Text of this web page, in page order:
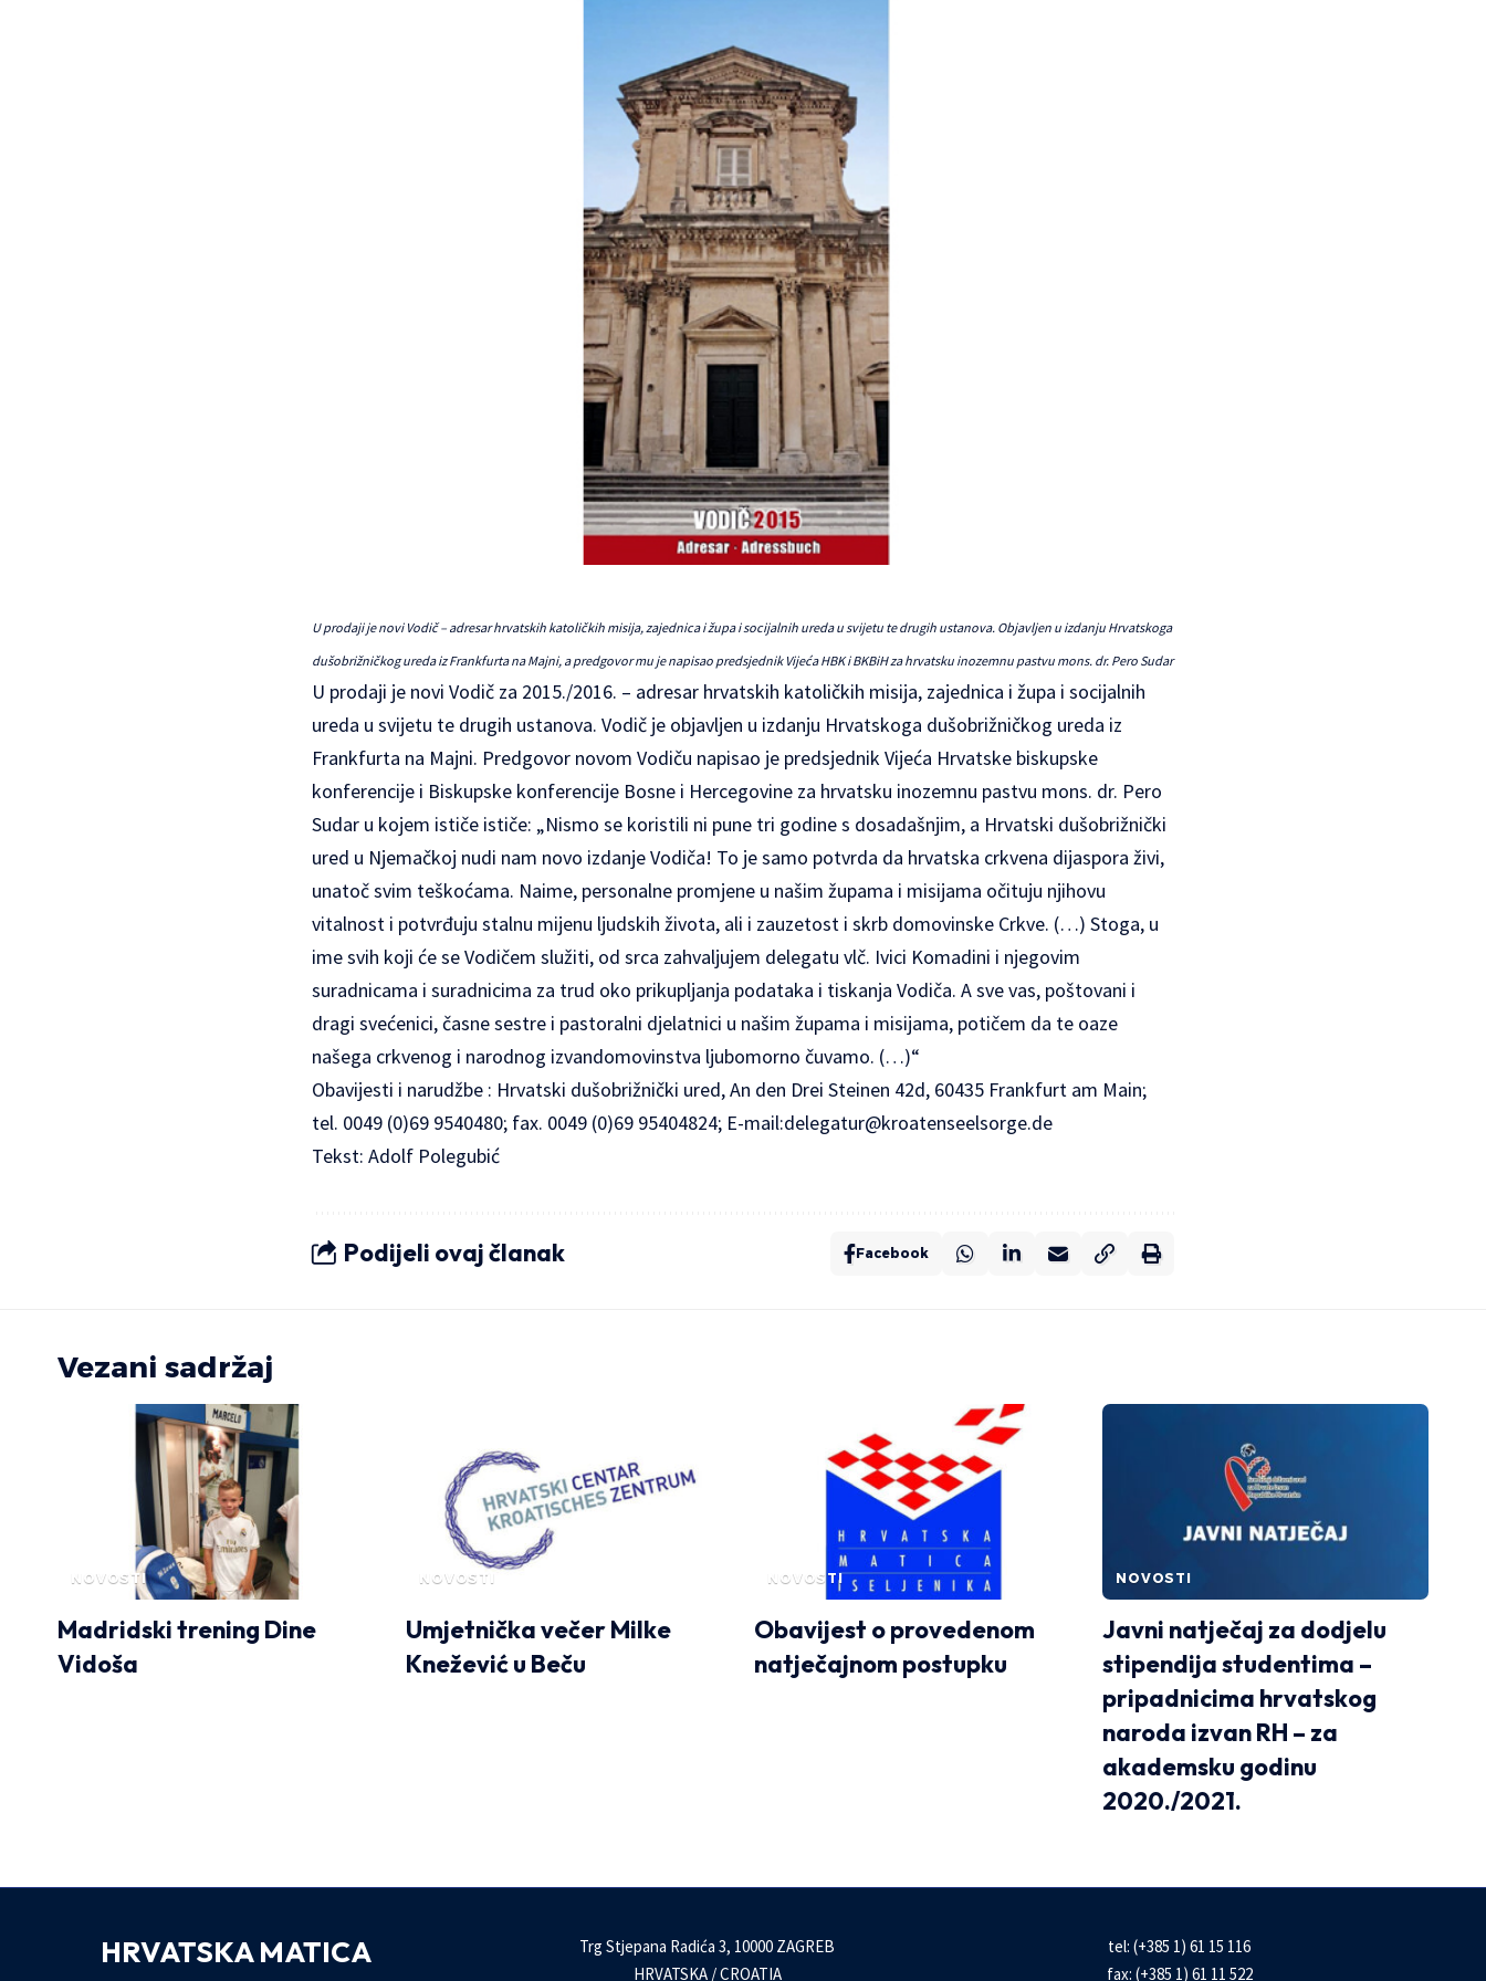
U prodaji je novi Vodič – adresar hrvatskih katoličkih misija, zajednica i župa i socijalnih ureda u svijetu te drugih ustanova. Objavljen u izdanju Hrvatskoga
dušobrižničkog ureda iz Frankfurta na Majni, a predgovor mu je napisao predsjednik Vijeća HBK i BKBiH za hrvatsku inozemnu pastvu mons. dr. Pero Sudar
U prodaji je novi Vodič za 2015./2016. – adresar hrvatskih katoličkih misija, zajednica i župa i socijalnih
ureda u svijetu te drugih ustanova. Vodič je objavljen u izdanju Hrvatskoga dušobrižničkog ureda iz
Frankfurta na Majni. Predgovor novom Vodiču napisao je predsjednik Vijeća Hrvatske biskupske
konferencije i Biskupske konferencije Bosne i Hercegovine za hrvatsku inozemnu pastvu mons. dr. Pero
Sudar u kojem ističe ističe: „Nismo se koristili ni pune tri godine s dosadašnjim, a Hrvatski dušobrižnički
ured u Njemačkoj nudi nam novo izdanje Vodiča! To je samo potvrda da hrvatska crkvena dijaspora živi,
unatoč svim teškoćama. Naime, personalne promjene u našim župama i misijama očituju njihovu
vitalnost i potvrđuju stalnu mijenu ljudskih života, ali i zauzetost i skrb domovinske Crkve. (…) Stoga, u
ime svih koji će se Vodičem služiti, od srca zahvaljujem delegatu vlč. Ivici Komadini i njegovim
suradnicama i suradnicima za trud oko prikupljanja podataka i tiskanja Vodiča. A sve vas, poštovani i
dragi svećenici, časne sestre i pastoralni djelatnici u našim župama i misijama, potičem da te oaze
našega crkvenog i narodnog izvandomovinstva ljubomorno čuvamo. (…)“
Obavijesti i narudžbe : Hrvatski dušobrižnički ured, An den Drei Steinen 42d, 60435 Frankfurt am Main;
tel. 0049 (0)69 9540480; fax. 0049 (0)69 95404824; E-mail:delegatur@kroatenseelsorge.de
Tekst: Adolf Polegubić
Podijeli ovaj članak Facebook
Vezani sadržaj
NOVOSTI
Madridski trening Dine
Vidoša
NOVOSTI
Umjetnička večer Milke
Knežević u Beču
NOVOSTI
Obavijest o provedenom
natječajnom postupku
NOVOSTI
Javni natječaj za dodjelu
stipendija studentima –
pripadnicima hrvatskog
naroda izvan RH – za
akademsku godinu
2020./2021.
HRVATSKA MATICA
Trg Stjepana Radića 3, 10000 ZAGREB
HRVATSKA / CROATIA
tel: (+385 1) 61 15 116
fax: (+385 1) 61 11 522